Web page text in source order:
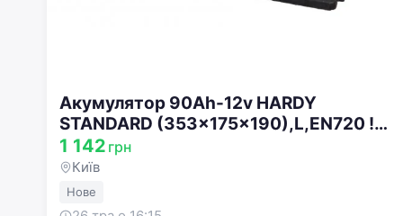
Акумулятор 90Ah-12v HARDY
STANDARD (353x175x190),L,EN720 !
КАТ. -20% 5237865611
1 142 грн
Київ
Нове